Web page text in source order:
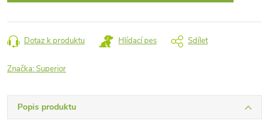
Dotaz k produktu Hlídací pes Sdílet
Značka:Superior
Popis produktu